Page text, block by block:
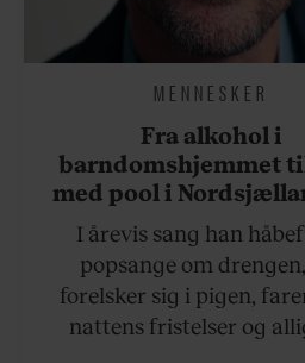
MENNESKER
Fra alkohol i
barndomshjemmet
med pool i
skal du høre
Rasmus
I årevis sang han
popsange om
forelsker sig i pigen,
nattens fristelser og